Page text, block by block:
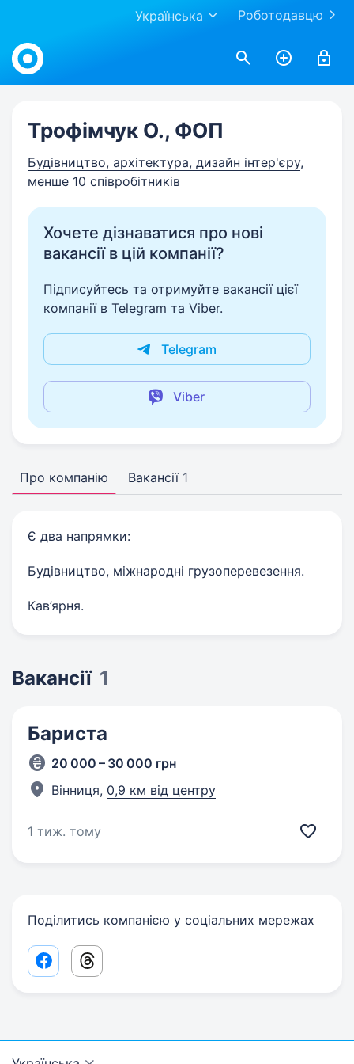
Роботодавцю
Українська
Work.ua
Трофімчук О., ФОП
Будівництво, архітектура, дизайн інтер'єру,
менше 10 співробітників
Хочете дізнаватися про нові
вакансії в цій компанії?
Підписуйтесь та отримуйте вакансії цієї
компанії в Telegram та Viber.
Telegram
Viber
Про компанію Вакансії 1
Є два напрямки:
Будівництво, міжнародні грузоперевезення.
Кав’ярня.
Вакансії 1
Бариста
20 000 – 30 000 грн
Вінниця, 0,9 км від центру
1 тиж. тому
Поділитись компанією у соціальних мережах
Facebook share link
Threads share link